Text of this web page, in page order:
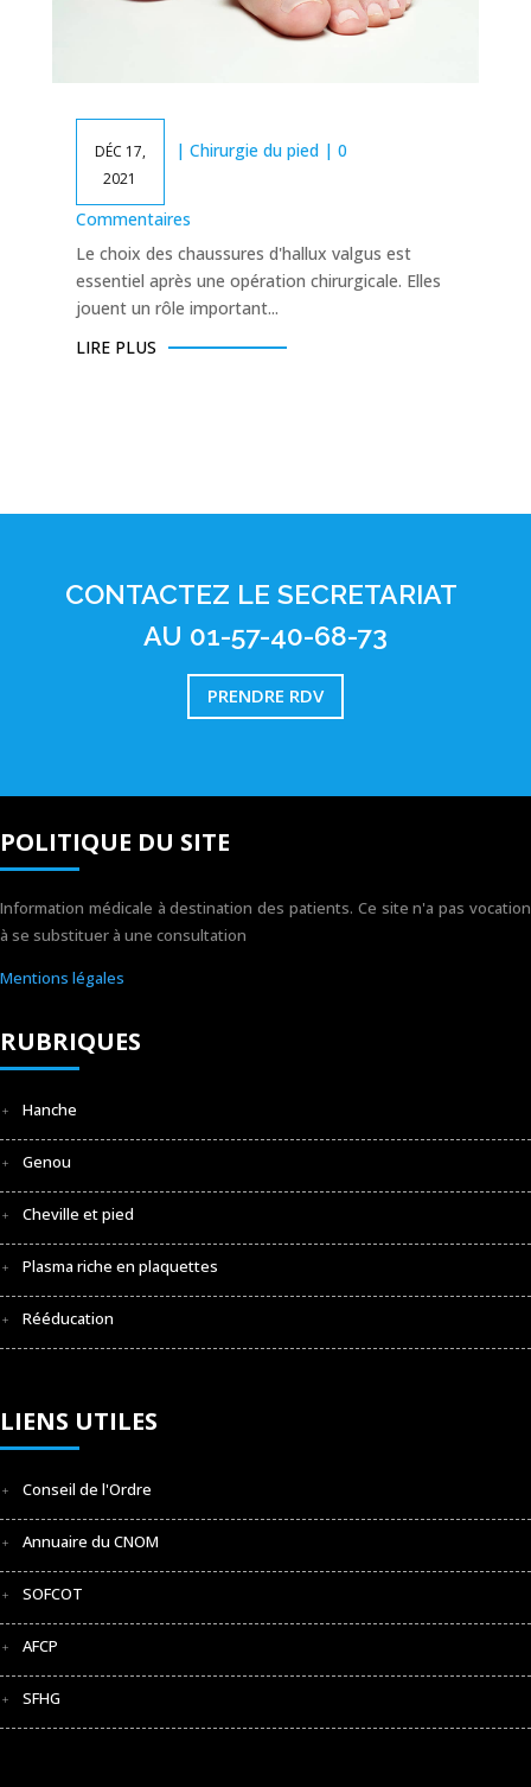
DÉC 17,
2021
| Chirurgie du pied| 0
Commentaires
Le choix des chaussures d'hallux valgus est
essentiel après une opération chirurgicale. Elles
jouent un rôle important...
LIRE PLUS
CONTACTEZ LE SECRETARIAT
AU 01-57-40-68-73
PRENDRE RDV
POLITIQUE DU SITE
Information médicale à destination des patients. Ce site n'a pas vocation
à se substituer à une consultation
Mentions légales
RUBRIQUES
Hanche
Genou
Cheville et pied
Plasma riche en plaquettes
Rééducation
LIENS UTILES
Conseil de l'Ordre
Annuaire du CNOM
SOFCOT
AFCP
SFHG